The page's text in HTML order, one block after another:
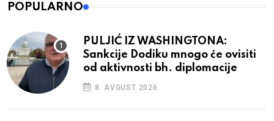
POPULARNO
PULJIĆ IZ WASHINGTONA:
Sankcije Dodiku mnogo će ovisiti
od aktivnosti bh. diplomacije
8. AVGUST 2026.